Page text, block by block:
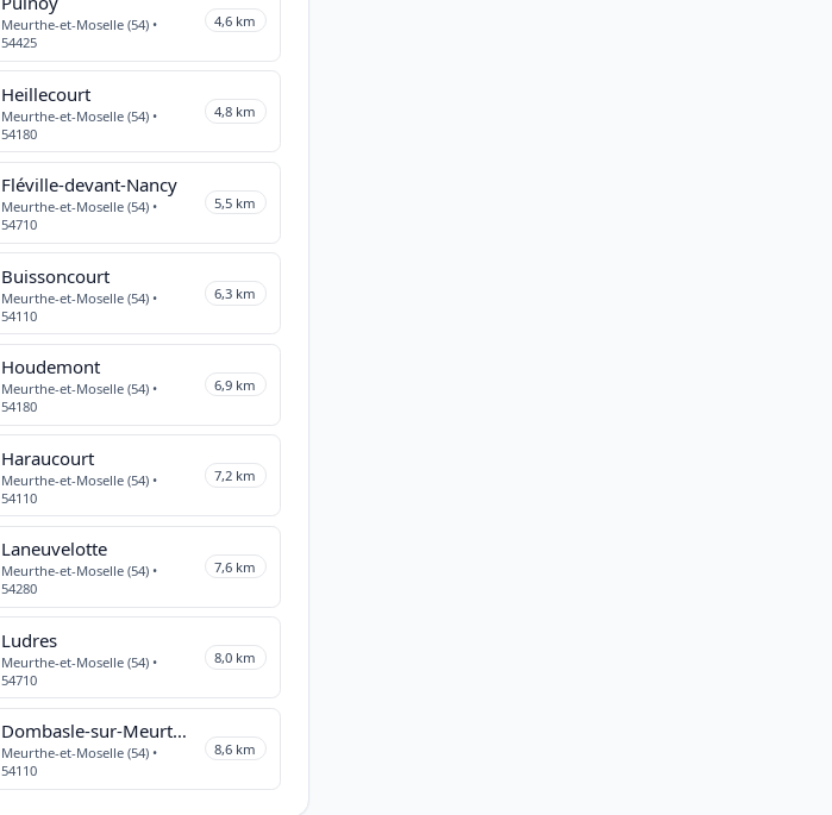
Meurthe-et-Moselle (54) •
54425
4,6 km
Heillecourt
Meurthe-et-Moselle (54) •
54180
4,8 km
Fléville-devant-Nancy
Meurthe-et-Moselle (54) •
54710
5,5 km
Buissoncourt
Meurthe-et-Moselle (54) •
54110
6,3 km
Houdemont
Meurthe-et-Moselle (54) •
54180
6,9 km
Haraucourt
Meurthe-et-Moselle (54) •
54110
7,2 km
Laneuvelotte
Meurthe-et-Moselle (54) •
54280
7,6 km
Ludres
Meurthe-et-Moselle (54) •
54710
8,0 km
Dombasle-sur-Meurthe
Meurthe-et-Moselle (54) •
54110
8,6 km